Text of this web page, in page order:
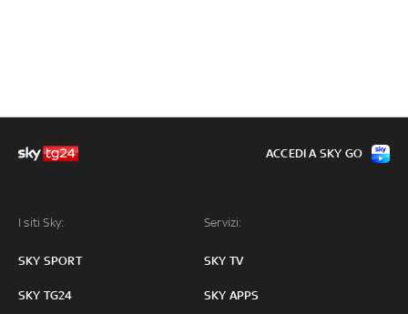
I siti Sky:
SKY SPORT
SKY TG24
Servizi:
SKY TV
SKY APPS
ACCEDI A SKY GO